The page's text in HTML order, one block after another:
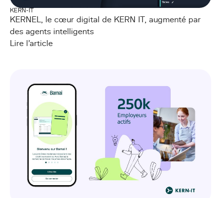
KERN-IT
KERNEL, le cœur digital de KERN IT, augmenté par
des agents intelligents
Lire l'article